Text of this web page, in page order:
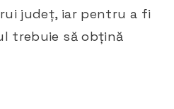
județ, iar pentru a fi
trebuie să obțină